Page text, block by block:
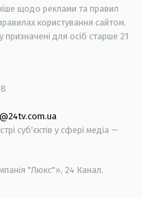
щодо реклами та правил
користування сайтом.
призначені для осіб старше 21
суб'єктів у сфері медіа —
"Люкс"», 24 Канал.